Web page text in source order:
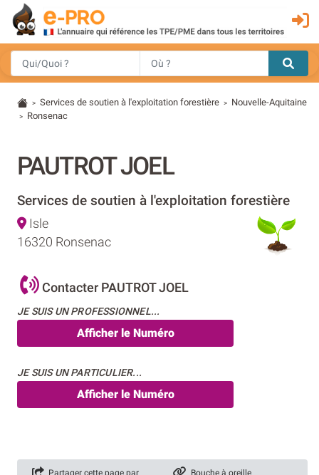
> Services de soutien à l'exploitation forestière > Nouvelle-Aquitaine
> Ronsenac
PAUTROT JOEL
Services de soutien à l'exploitation forestière
Isle
16320 Ronsenac
Contacter PAUTROT JOEL
JE SUIS UN PROFESSIONNEL...
Afficher le Numéro
JE SUIS UN PARTICULIER...
Afficher le Numéro
Partager cette page par
Bouche à oreille